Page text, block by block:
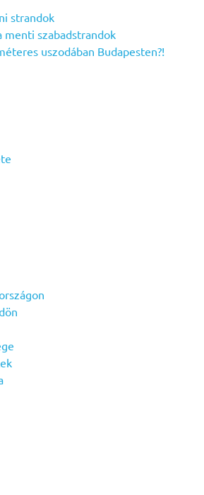
strandok
menti szabadstrandok
uszodában Budapesten?!